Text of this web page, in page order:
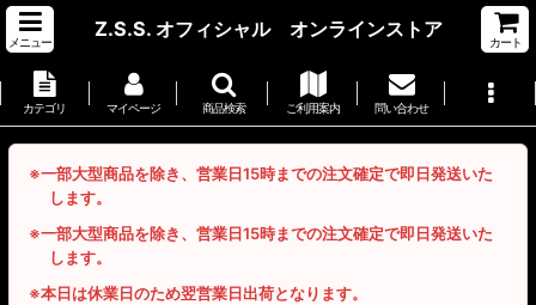
メニュー
Z.S.S. オフィシャル オンラインストア
カート
カテゴリ マイページ 商品検索 ご利用案内 問い合わせ
※一部大型商品を除き、営業日15時までの注文確定で即日発送いた
します。
※一部大型商品を除き、営業日15時までの注文確定で即日発送いた
します。
※本日は休業日のため翌営業日出荷となります。